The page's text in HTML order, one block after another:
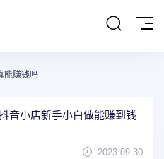
能赚钱吗
音小店新手小白做能赚到钱
2023-09-30